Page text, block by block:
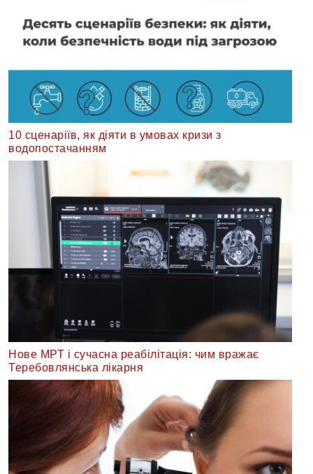
10 сценаріїв, як діяти в умовах кризи з
водопостачанням
Нове МРТ і сучасна реабілітація: чим вражає
Теребовлянська лікарня